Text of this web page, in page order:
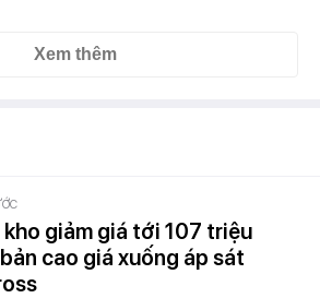
Xem thêm
kho giảm giá tới 107 triệu
cao giá xuống áp sát